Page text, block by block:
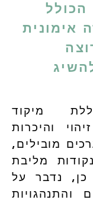
הכולל
אימונית
מיקוד
והיכרות
מובילים,
מליבת
נדבר על
והתנהגויות